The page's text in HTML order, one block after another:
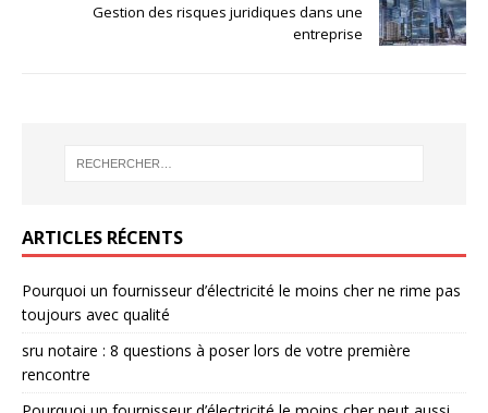
Gestion des risques juridiques dans une
entreprise
ARTICLES RÉCENTS
Pourquoi un fournisseur d’électricité le moins cher ne rime pas
toujours avec qualité
sru notaire : 8 questions à poser lors de votre première
rencontre